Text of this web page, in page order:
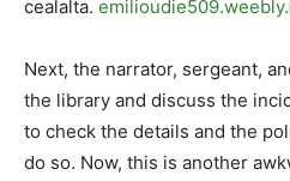
cealalta.
Next, the narrator, sergeant,
the library and discuss the
to check the details and the
do so. Now, this is another